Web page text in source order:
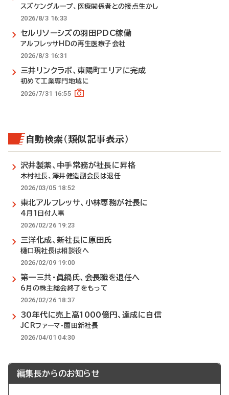
スズケングループ、医療関係者との接点生かし
2026/8/3 16:33
セルリソーシズの羽田PDC稼働
アルフレッサHDの再生医療子会社
2026/8/3 16:31
三井リンクラボ、東陽町エリアに完成
初めて工業専門地域に
2026/7/31 16:55
自動検索（類似記事表示）
沢井製薬、中手常務が社長に昇格
木村社長、澤井健造副会長は退任
2026/03/05 18:52
東北アルフレッサ、小林専務が社長に
4月1日付人事
2026/02/26 19:23
三洋化成、新社長に原田氏
樋口現社長は相談役へ
2026/02/09 19:00
第一三共・眞鍋氏、会長職を退任へ
6月の株主総会終了をもって
2026/02/26 18:37
30年代に売上高1000億円、達成に自信
JCRファーマ・薗田新社長
2026/04/01 04:30
編集長からのお知らせ